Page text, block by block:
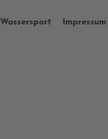
Wassersport Impressum